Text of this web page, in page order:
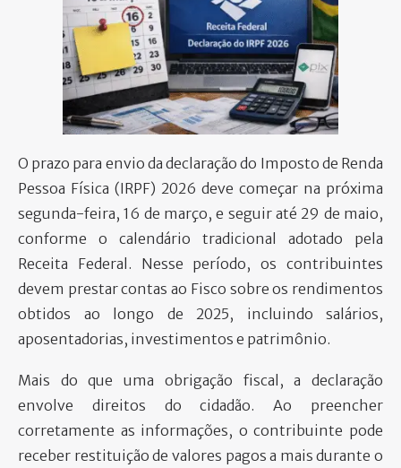
FAÇA UMA DOAÇÃO
PARTICIPE
O prazo para envio da declaração do Imposto de Renda
Pessoa Física (IRPF) 2026 deve começar na próxima
segunda-feira, 16 de março, e seguir até 29 de maio,
conforme o calendário tradicional adotado pela
Receita Federal. Nesse período, os contribuintes
devem prestar contas ao Fisco sobre os rendimentos
obtidos ao longo de 2025, incluindo salários,
aposentadorias, investimentos e patrimônio.
Mais do que uma obrigação fiscal, a declaração
envolve direitos do cidadão. Ao preencher
corretamente as informações, o contribuinte pode
receber restituição de valores pagos a mais durante o